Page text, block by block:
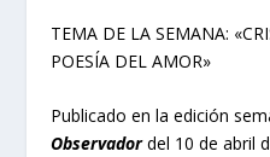
TEMA DE LA SEMANA:
POESÍA DEL AMOR»
Publicado en la edición
Observadordel 10 de abril